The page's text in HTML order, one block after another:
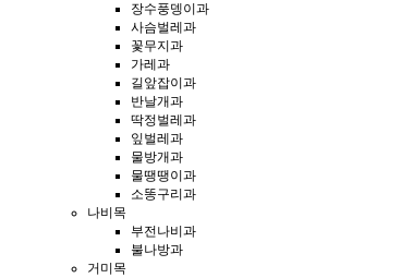
장수풍뎅이과
사슴벌레과
꽃무지과
가레과
길앞잡이과
반날개과
딱정벌레과
잎벌레과
물방개과
물땡땡이과
소똥구리과
나비목
부전나비과
불나방과
거미목